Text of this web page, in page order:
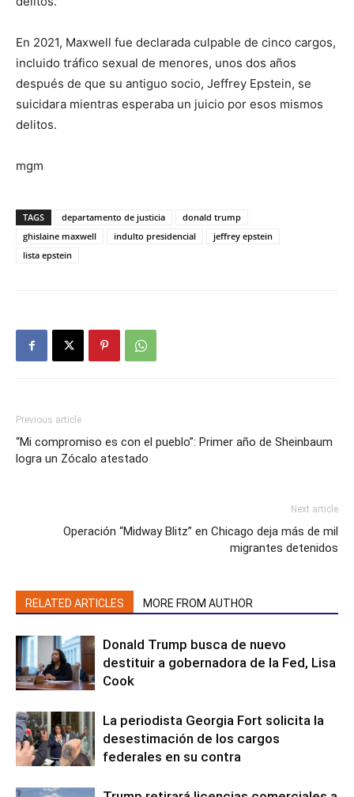
En 2021, Maxwell fue declarada culpable de cinco cargos,
incluido tráfico sexual de menores, unos dos años
después de que su antiguo socio, Jeffrey Epstein, se
suicidara mientras esperaba un juicio por esos mismos
delitos.
mgm
TAGS departamento de justicia
donald trump
ghislaine maxwell
indulto presidencial
jeffrey epstein
lista epstein
Previous article
“Mi compromiso es con el pueblo”: Primer año de Sheinbaum
logra un Zócalo atestado
Next article
Operación “Midway Blitz” en Chicago deja más de mil
migrantes detenidos
RELATED ARTICLES MORE FROM AUTHOR
Donald Trump busca de nuevo
destituir a gobernadora de la Fed, Lisa
Cook
La periodista Georgia Fort solicita la
desestimación de los cargos
federales en su contra